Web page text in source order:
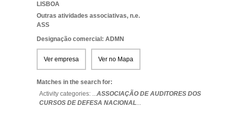
LISBOA
Outras atividades associativas, n.e.
ASS
Designação comercial: ADMN
Ver empresa Ver no Mapa
Matches in the search for:
Activity categories: ...ASSOCIAÇÃO DE AUDITORES DOS
CURSOS DE DEFESA NACIONAL...